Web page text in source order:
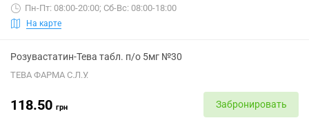
Пн-Пт: 08:00-20:00; Сб-Вс: 08:00-18:00
На карте
Розувастатин-Тева табл. п/о 5мг №30
ТЕВА ФАРМА С.Л.У.
118.50 грн Забронировать